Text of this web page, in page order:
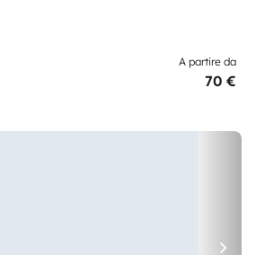
A partire da
70 €